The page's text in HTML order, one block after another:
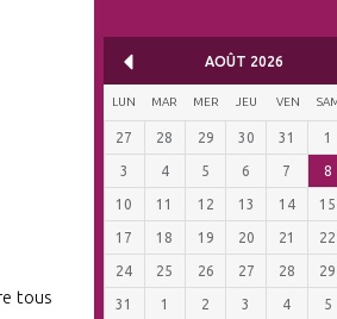
tous
AOÛT 2026
LUN MAR MER JEU VEN
27 28 29 30 31 1
3 4 5 6 7 8
10 11 12 13 14 15
17 18 19 20 21 22
24 25 26 27 28 29
31 1 2 3 4 5